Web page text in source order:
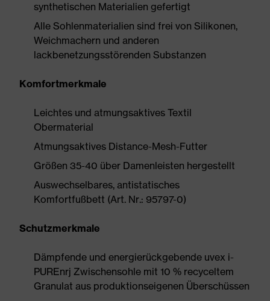
synthetischen Materialien gefertigt
Alle Sohlenmaterialien sind frei von Silikonen,
Weichmachern und anderen
lackbenetzungsstörenden Substanzen
Komfortmerkmale
Leichtes und atmungsaktives Textil
Obermaterial
Atmungsaktives Distance-Mesh-Futter
Größen 35-40 über Damenleisten hergestellt
Auswechselbares, antistatisches
Komfortfußbett (Art. Nr.: 95797-0)
Schutzmerkmale
Dämpfende und energierückgebende uvex i-
PUREnrj Zwischensohle mit 10 % recyceltem
Granulat aus produktionseigenen Überschüssen